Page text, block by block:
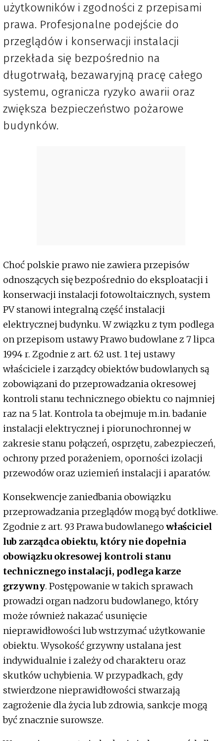
użytkowników i zgodności z przepisami
prawa. Profesjonalne podejście do
przeglądów i konserwacji instalacji
przekłada się bezpośrednio na
długotrwałą, bezawaryjną pracę całego
systemu, ogranicza ryzyko awarii oraz
zwiększa bezpieczeństwo pożarowe
budynków.
Choć polskie prawo nie zawiera przepisów
odnoszących się bezpośrednio do eksploatacji i
konserwacji instalacji fotowoltaicznych, system
PV stanowi integralną część instalacji
elektrycznej budynku. W związku z tym podlega
on przepisom ustawy Prawo budowlane z 7 lipca
1994 r. Zgodnie z art. 62 ust. 1 tej ustawy
właściciele i zarządcy obiektów budowlanych są
zobowiązani do przeprowadzania okresowej
kontroli stanu technicznego obiektu co najmniej
raz na 5 lat. Kontrola ta obejmuje m.in. badanie
instalacji elektrycznej i piorunochronnej w
zakresie stanu połączeń, osprzętu, zabezpieczeń,
ochrony przed porażeniem, oporności izolacji
przewodów oraz uziemień instalacji i aparatów.
Konsekwencje zaniedbania obowiązku
przeprowadzania przeglądów mogą być dotkliwe.
Zgodnie z art. 93 Prawa budowlanego właściciel
lub zarządca obiektu, który nie dopełnia
obowiązku okresowej kontroli stanu
technicznego instalacji, podlega karze
grzywny. Postępowanie w takich sprawach
prowadzi organ nadzoru budowlanego, który
może również nakazać usunięcie
nieprawidłowości lub wstrzymać użytkowanie
obiektu. Wysokość grzywny ustalana jest
indywidualnie i zależy od charakteru oraz
skutków uchybienia. W przypadkach, gdy
stwierdzone nieprawidłowości stwarzają
zagrożenie dla życia lub zdrowia, sankcje mogą
być znacznie surowsze.